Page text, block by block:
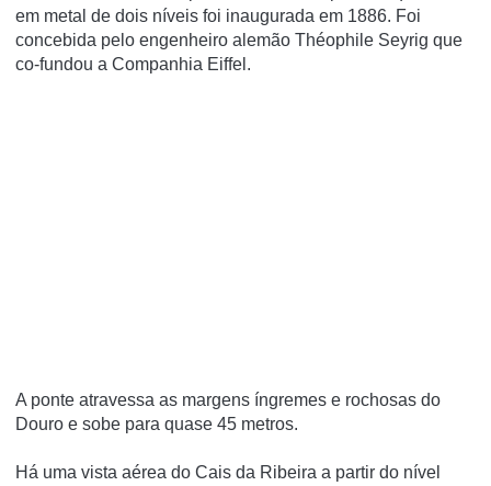
em metal de dois níveis foi inaugurada em 1886. Foi
concebida pelo engenheiro alemão Théophile Seyrig que
co-fundou a Companhia Eiffel.
A ponte atravessa as margens íngremes e rochosas do
Douro e sobe para quase 45 metros.
Há uma vista aérea do Cais da Ribeira a partir do nível